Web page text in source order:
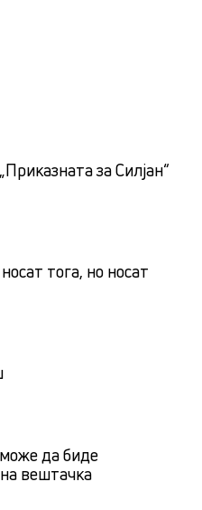
за Силјан“
тога, но носат
да биде
вештачка